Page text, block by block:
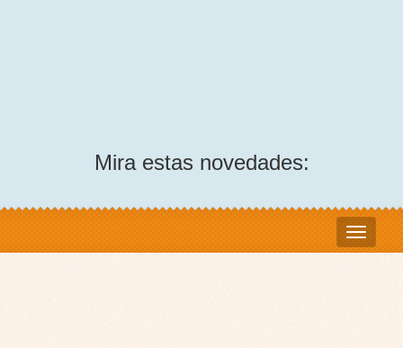
Mira estas novedades: